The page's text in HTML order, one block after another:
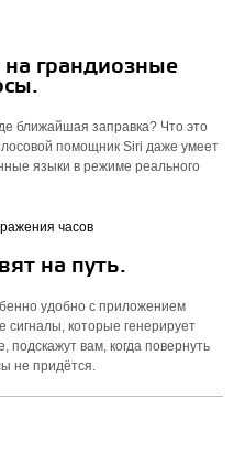
грандиозные
ближайшая заправка? Что это
помощник Siri даже умеет
языки в режиме реального
на путь.
удобно с приложением
сигналы, которые генерирует
вам, когда повернуть
не придётся.